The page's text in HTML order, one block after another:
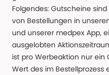
Folgendes: Gutscheine
von Bestellungen in
und unserer medpex App,
ausgelobten
ist pro Werbeaktion nur ein
Wert des im Bestellprozess